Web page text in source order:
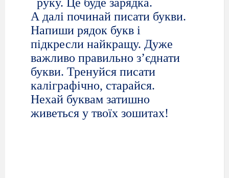
А далі починай писати букви.
Напиши рядок букв і
підкресли найкращу. Дуже
важливо правильно з’єднати
букви. Тренуйся писати
каліграфічно, старайся.
Нехай буквам затишно
живеться у твоїх зошитах!